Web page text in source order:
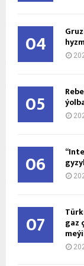
04
05
06
07 gaz